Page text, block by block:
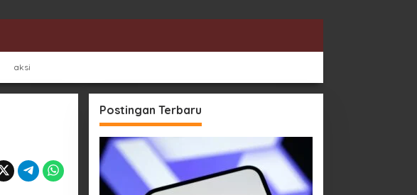
aksi
Postingan Terbaru